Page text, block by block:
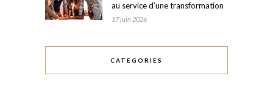
au service d’une transformation
17 juin 2026
CATEGORIES